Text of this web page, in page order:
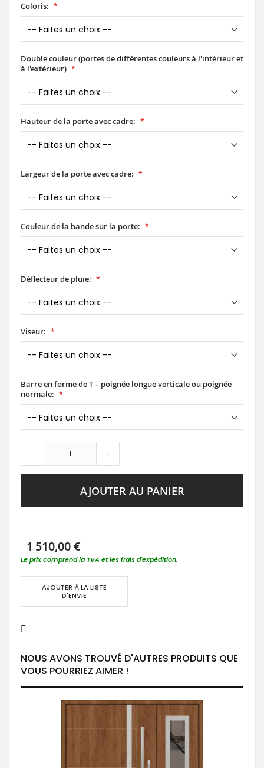
Coloris:
Double couleur (portes de différentes couleurs à l'intérieur et
à l'extérieur)
Hauteur de la porte avec cadre:
Largeur de la porte avec cadre:
Couleur de la bande sur la porte:
Déflecteur de pluie:
Viseur:
Barre en forme de T – poignée longue verticale ou poignée
normale:
- +
AJOUTER AU PANIER
1 510,00 €
Le prix comprend la TVA et les frais d'expédition.
AJOUTER À LA LISTE
D'ENVIE
NOUS AVONS TROUVÉ D'AUTRES PRODUITS QUE
VOUS POURRIEZ AIMER !